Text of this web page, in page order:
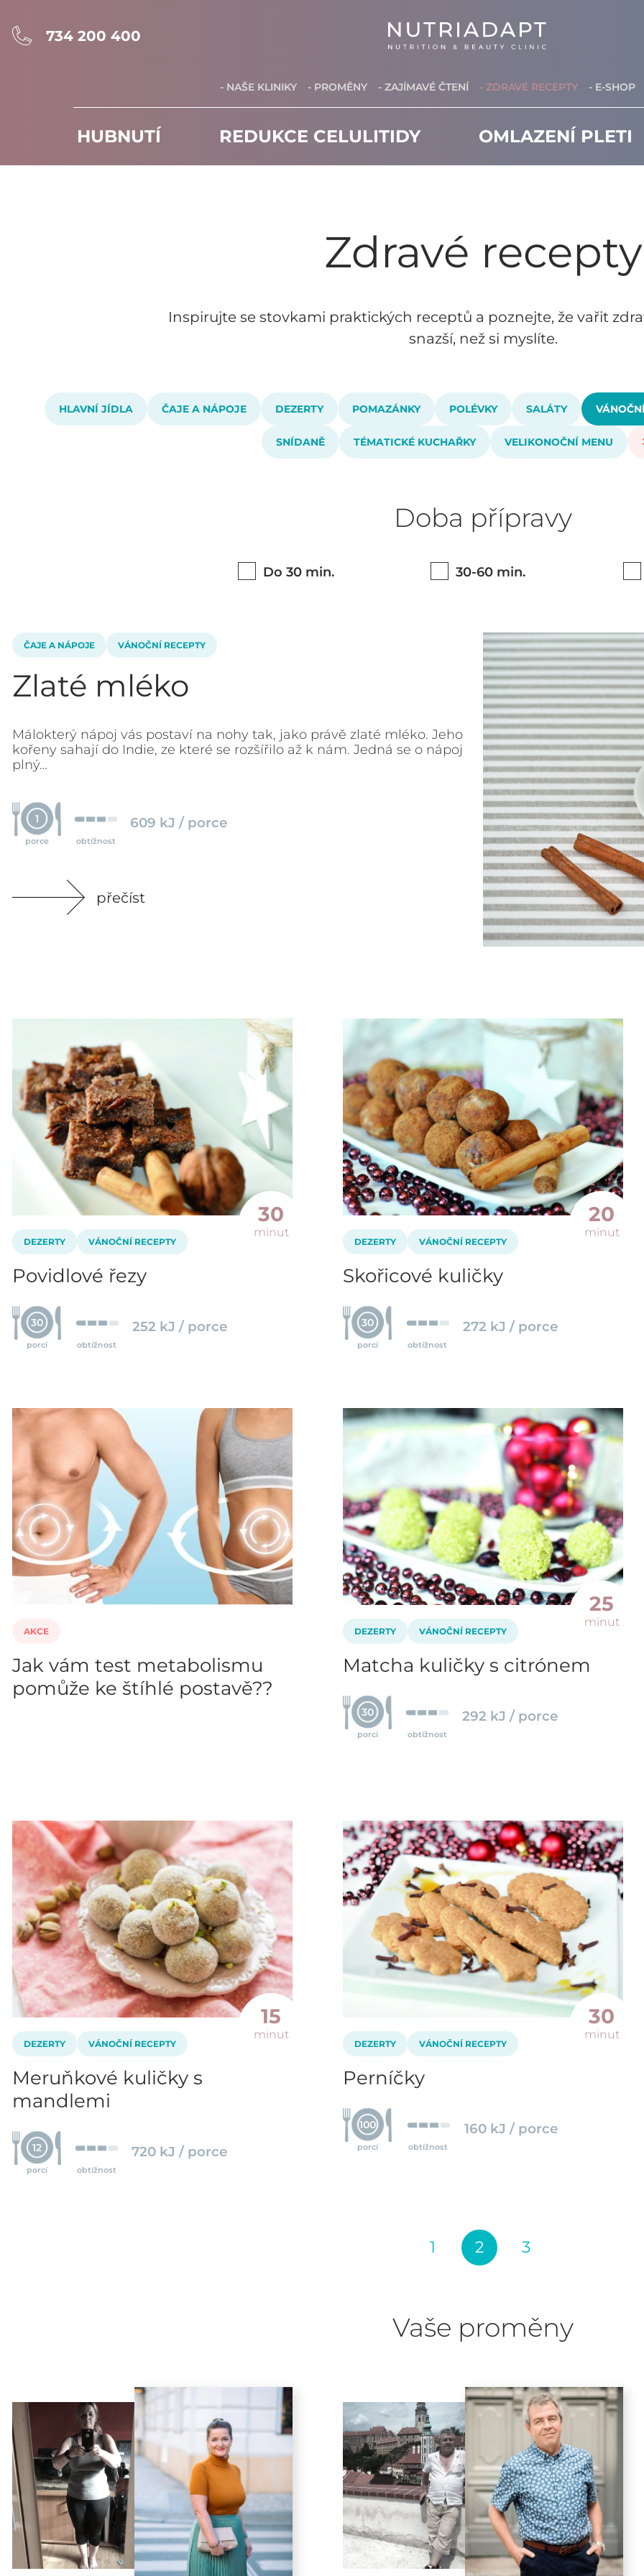
734 200 400
- NAŠE KLINIKY - PROMĚNY - ZAJÍMAVÉ ČTENÍ - ZDRAVÉ RECEPTY - E-SHOP
HUBNUTÍ REDUKCE CELULITIDY OMLAZENÍ PLETI
Zdravé recepty
Inspirujte se stovkami praktických receptů a poznejte, že vařit
snazší, než si myslíte.
HLAVNÍ JÍDLA ČAJE A NÁPOJE DEZERTY POMAZÁNKY POLÉVKY SALÁTY
SNÍDANĚ TÉMATICKÉ KUCHAŘKY VELIKONOČNÍ MENU
Doba přípravy
Do 30 min. 30-60 min.
ČAJE A NÁPOJE VÁNOČNÍ RECEPTY
Zlaté mléko
Málokterý nápoj vás postaví na nohy tak, jako právě zlaté mléko. Jeho
kořeny sahají do Indie, ze které se rozšířilo až k nám. Jedná se o nápoj
plný…
1
porce obtížnost
609 kJ / porce
přečíst
30
minut
DEZERTY VÁNOČNÍ RECEPTY
Povidlové řezy
30
porcí obtížnost
252 kJ / porce
20
minut
DEZERTY VÁNOČNÍ RECEPTY
Skořicové kuličky
30
porcí obtížnost
272 kJ / porce
AKCE
Jak vám test metabolismu
pomůže ke štíhlé postavě??
25
minut
DEZERTY VÁNOČNÍ RECEPTY
Matcha kuličky s citrónem
30
porcí obtížnost
292 kJ / porce
15
minut
DEZERTY VÁNOČNÍ RECEPTY
Meruňkové kuličky s
mandlemi
12
porcí obtížnost
720 kJ / porce
30
minut
DEZERTY VÁNOČNÍ RECEPTY
Perníčky
100
porcí obtížnost
160 kJ / porce
1 2 3
Vaše proměny